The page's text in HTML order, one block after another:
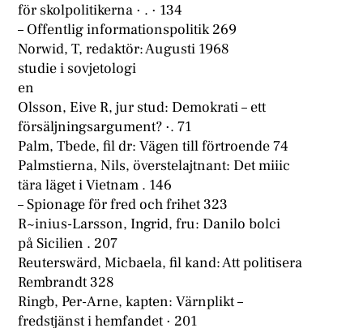
för skolpolitikerna · . · 134
– Offentlig informationspolitik 269
Norwid, T, redaktör: Augusti 1968
studie i sovjetologi
en
Olsson, Eive R, jur stud: Demokrati – ett
försäljningsargument? ·. 71
Palm, Tbede, fil dr: Vägen till förtroende 74
Palmstierna, Nils, överstelajtnant: Det miiic
tära läget i Vietnam . 146
– Spionage för fred och frihet 323
R~inius-Larsson, Ingrid, fru: Danilo bolci
på Sicilien . 207
Reuterswärd, Micbaela, fil kand: Att politisera
Rembrandt 328
Ringb, Per-Arne, kapten: Värnplikt –
fredstjänst i hemfandet · 201